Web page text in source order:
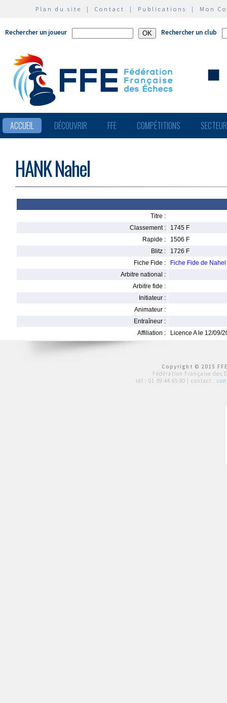
Plan du site | Contact | Publications | Mon
Rechercher un joueur Rechercher un club
ACCUEIL DÉCOUVRIR FFE COMPÉTITIONS
HANK Nahel
Titre :
Classement :
1745 F
Rapide :
1506 F
Blitz :
1726 F
Fiche Fide :
Fiche Fide de
Arbitre national :
Arbitre fide :
Initiateur :
Animateur :
Entraîneur :
Affiliation :
Licence A le 12/09/
Copyright © 2015
Fédération Française des
tél : 01 39 44 65 80 | contact :